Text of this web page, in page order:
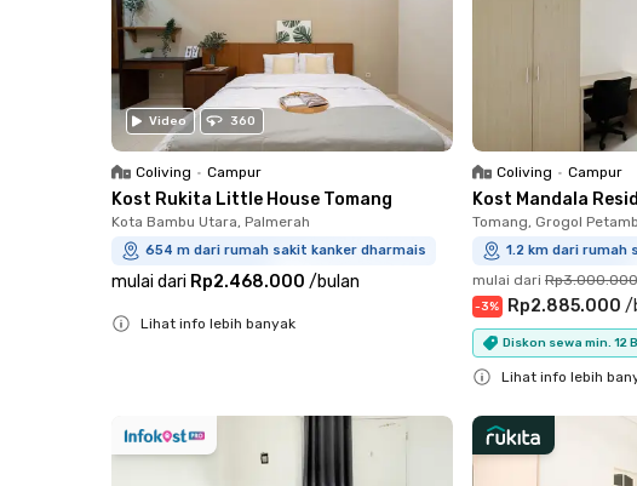
Video 360
Coliving • Campur
Kost Rukita Little House Tomang
Kota Bambu Utara, Palmerah
654 m dari rumah sakit kanker dharmais
mulai dari Rp2.468.000 /bulan
Lihat info lebih banyak
Coliving • Campur
Kost Mandala
Tomang, Grogol
1.2 km dari rumah
mulai dari Rp3.000.000
-3% Rp2.885.000 /
Diskon sewa min. 12
Lihat info lebih